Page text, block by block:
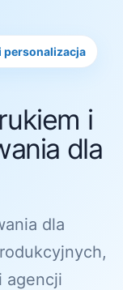
personalizacja
i
dla
dla
agencji